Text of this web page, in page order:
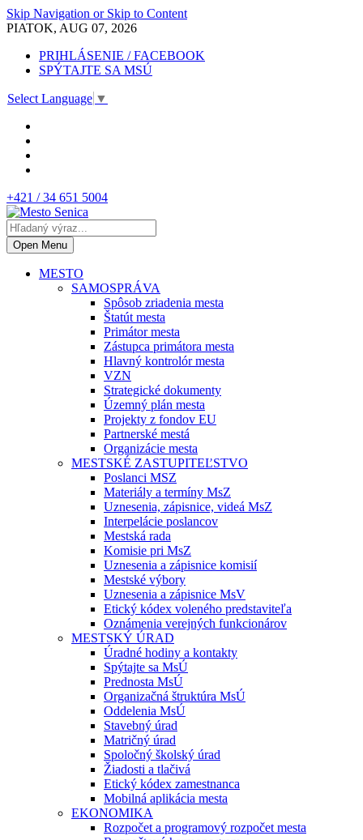
Skip Navigation or Skip to Content
PIATOK, AUG 07, 2026
PRIHLÁSENIE / FACEBOOK
SPÝTAJTE SA MSÚ
Select Language ▼
+421 / 34 651 5004
Open Menu
MESTO
SAMOSPRÁVA
Spôsob zriadenia mesta
Štatút mesta
Primátor mesta
Zástupca primátora mesta
Hlavný kontrolór mesta
VZN
Strategické dokumenty
Územný plán mesta
Projekty z fondov EU
Partnerské mestá
Organizácie mesta
MESTSKÉ ZASTUPITEĽSTVO
Poslanci MSZ
Materiály a termíny MsZ
Uznesenia, zápisnice, videá MsZ
Interpelácie poslancov
Mestská rada
Komisie pri MsZ
Uznesenia a zápisnice komisií
Mestské výbory
Uznesenia a zápisnice MsV
Etický kódex voleného predstaviteľa
Oznámenia verejných funkcionárov
MESTSKÝ ÚRAD
Úradné hodiny a kontakty
Spýtajte sa MsÚ
Prednosta MsÚ
Organizačná štruktúra MsÚ
Oddelenia MsÚ
Stavebný úrad
Matričný úrad
Spoločný školský úrad
Žiadosti a tlačivá
Etický kódex zamestnanca
Mobilná aplikácia mesta
EKONOMIKA
Rozpočet a programový rozpočet mesta